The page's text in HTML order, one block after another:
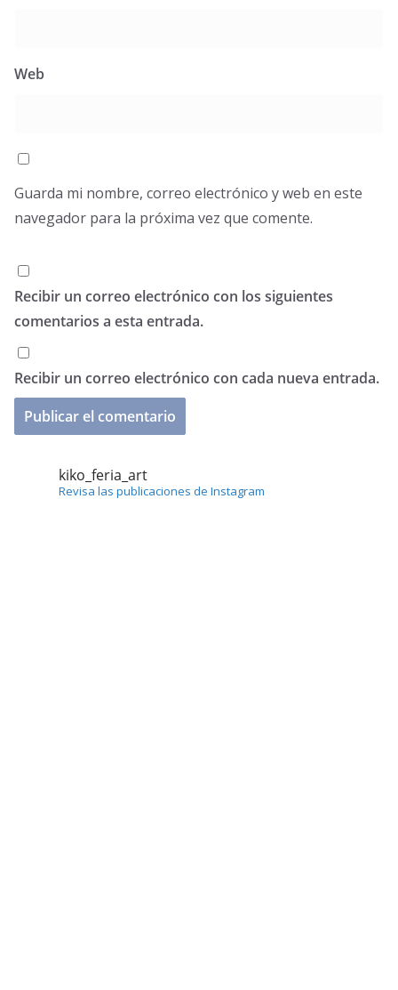
Web
Guarda mi nombre, correo electrónico y web en este
navegador para la próxima vez que comente.
Recibir un correo electrónico con los siguientes
comentarios a esta entrada.
Recibir un correo electrónico con cada nueva entrada.
kiko_feria_art
Revisa las publicaciones de Instagram